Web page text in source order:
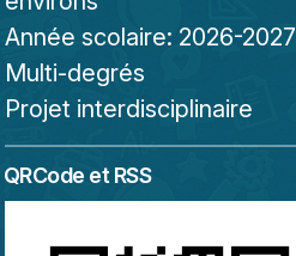
Année scolaire: 2026-2027
Multi-degrés
Projet interdisciplinaire
QRCode et RSS